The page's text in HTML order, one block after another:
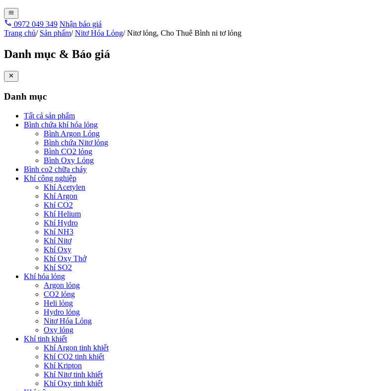
0972 049 349 Nhận báo giá
Trang chủ/ Sản phẩm/ Nitơ Hóa Lỏng/ Nitơ lỏng, Cho Thuê Bình ni tơ lỏng
Danh mục & Báo giá
Danh mục
Tất cả sản phẩm
Bình chứa khí hóa lỏng
Bình Argon Lỏng
Bình chứa Nitơ lỏng
Bình CO2 lỏng
Bình Oxy Lỏng
Bình co2 chữa cháy
Khí công nghiệp
Khí Acetylen
Khí Argon
Khí CO2
Khí Helium
Khí Hydro
Khí NH3
Khí Nitơ
Khí Oxy
Khí Oxy Thở
Khí SO2
Khí hóa lỏng
Argon lỏng
CO2 lỏng
Heli lỏng
Hydro lỏng
Nitơ Hóa Lỏng
Oxy lỏng
Khí tinh khiết
Khí Argon tinh khiết
Khí CO2 tinh khiết
Khí Kripton
Khí Nitơ tinh khiết
Khí Oxy tinh khiết